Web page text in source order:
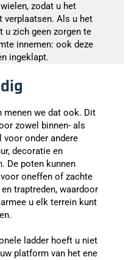
zodat u het
verplaatsen. Als u het
u zich geen zorgen te
innemen: ook deze
ingeklapt.
menen we dat ook. Dit
zowel binnen- als
voor onder andere
decoratie en
De poten kunnen
oneffen of zachte
traptreden, waardoor
u elk terrein kunt
ladder hoeft u niet
platform van het ene